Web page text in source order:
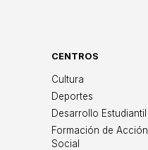
CENTROS
Cultura
Deportes
Desarrollo Estudiantil
Formación de Acción
Social